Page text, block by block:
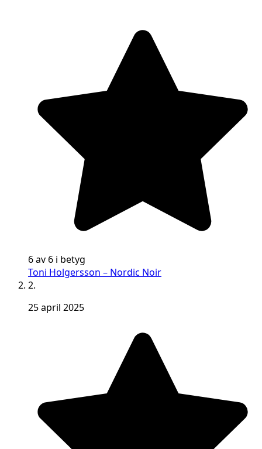
6 av 6 i betyg
Toni Holgersson – Nordic Noir
2.
25 april 2025